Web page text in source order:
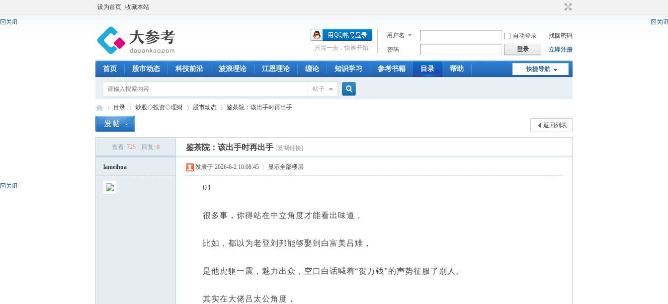
设为首页 收藏本站
用户名 自动登录
找回密码
密码
登录 立即注册
只需一步，快速开始
快捷导航
首页 股市动态 科技前沿 波浪理论 江恩理论 缠论 知识学习 参考书籍 目录 帮助
帖子
目录 炒股◇投资◇理财 股市动态 鉴茶院：该出手时再出手
返回列表
查看: 725 回复: 0 鉴茶院：该出手时再出手 [复制链接]
lameihua 发表于 2026-6-2 10:08:45 显示全部楼层
01
很多事，你得站在中立角度才能看出味道，
比如，都以为老登刘邦能够娶到白富美吕雉，
是他虎躯一震，魅力出众，空口白话喊着“贺万钱”的声势征服了别人。
其实在大佬吕太公角度，